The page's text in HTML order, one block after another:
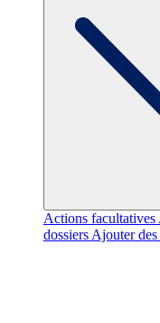
Actions facultatives
dossiers Ajouter des